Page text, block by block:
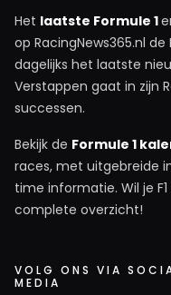
Het laatste Formule 1
op RacingNews365.nl
dagelijks het laatste
Verstappen gaat in zijn
successen.
Bekijk de Formule 1
races, met uitgebreide
time informatie. Wil je
complete overzicht!
VOLG ONS VIA
MEDIA